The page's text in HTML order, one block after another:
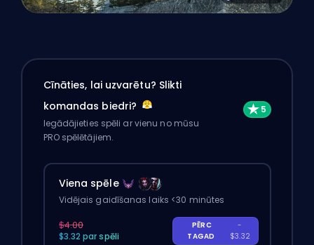
Cīnāties, lai uzvarētu? Slikti
komandas biedri?
Iegādājieties spēli ar vienu no mūsu
PRO spēlētājiem.
Viena spēle
Vidējais gaidīšanas laiks <30 minūtes
$4.00
$3.32 par spēli
PĒRC
TAGAD
-
$3.32